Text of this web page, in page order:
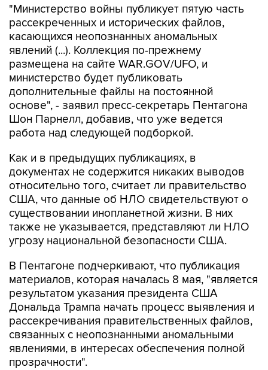
"Министерство войны публикует пятую часть
рассекреченных и исторических файлов,
касающихся неопознанных аномальных
явлений (...). Коллекция по-прежнему
размещена на сайте WAR.GOV/UFO, и
министерство будет публиковать
дополнительные файлы на постоянной
основе", - заявил пресс-секретарь Пентагона
Шон Парнелл, добавив, что уже ведется
работа над следующей подборкой.
Как и в предыдущих публикациях, в
документах не содержится никаких выводов
относительно того, считает ли правительство
США, что данные об НЛО свидетельствуют о
существовании инопланетной жизни. В них
также не указывается, представляют ли НЛО
угрозу национальной безопасности США.
В Пентагоне подчеркивают, что публикация
материалов, которая началась 8 мая, "является
результатом указания президента США
Дональда Трампа начать процесс выявления и
рассекречивания правительственных файлов,
связанных с неопознанными аномальными
явлениями, в интересах обеспечения полной
прозрачности".